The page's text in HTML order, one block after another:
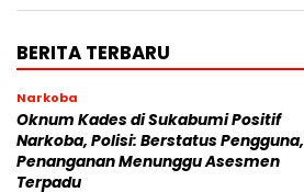
BERITA TERBARU
Narkoba
Oknum Kades di Sukabumi Positif
Narkoba, Polisi: Berstatus Pengguna,
Penanganan Menunggu Asesmen
Terpadu